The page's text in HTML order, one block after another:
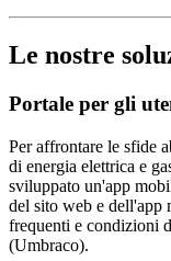
Le nostre
Portale per gli
Per affrontare le sfide
di energia elettrica e
sviluppato un'app
del sito web e dell'app
frequenti e condizioni
(Umbraco).